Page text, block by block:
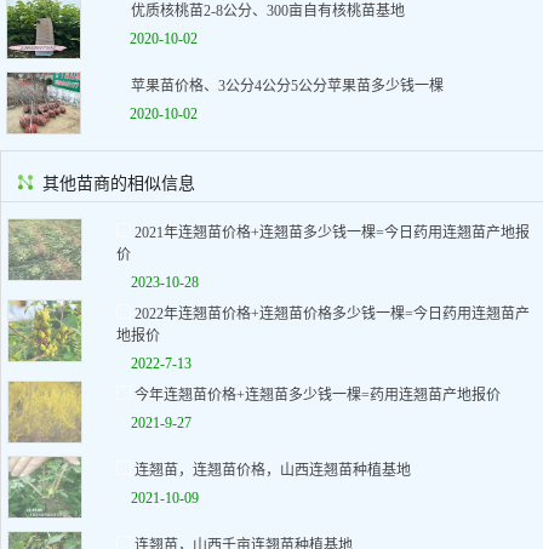
优质核桃苗2-8公分、300亩自有核桃苗基地
2020-10-02
苹果苗价格、3公分4公分5公分苹果苗多少钱一棵
2020-10-02
其他苗商的相似信息
2021年连翘苗价格+连翘苗多少钱一棵=今日药用连翘苗产地报
价
2023-10-28
2022年连翘苗价格+连翘苗价格多少钱一棵=今日药用连翘苗产
地报价
2022-7-13
今年连翘苗价格+连翘苗多少钱一棵=药用连翘苗产地报价
2021-9-27
连翘苗，连翘苗价格，山西连翘苗种植基地
2021-10-09
连翘苗，山西千亩连翘苗种植基地